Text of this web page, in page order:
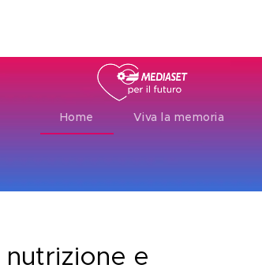
Home Viva la memoria
nutrizione e